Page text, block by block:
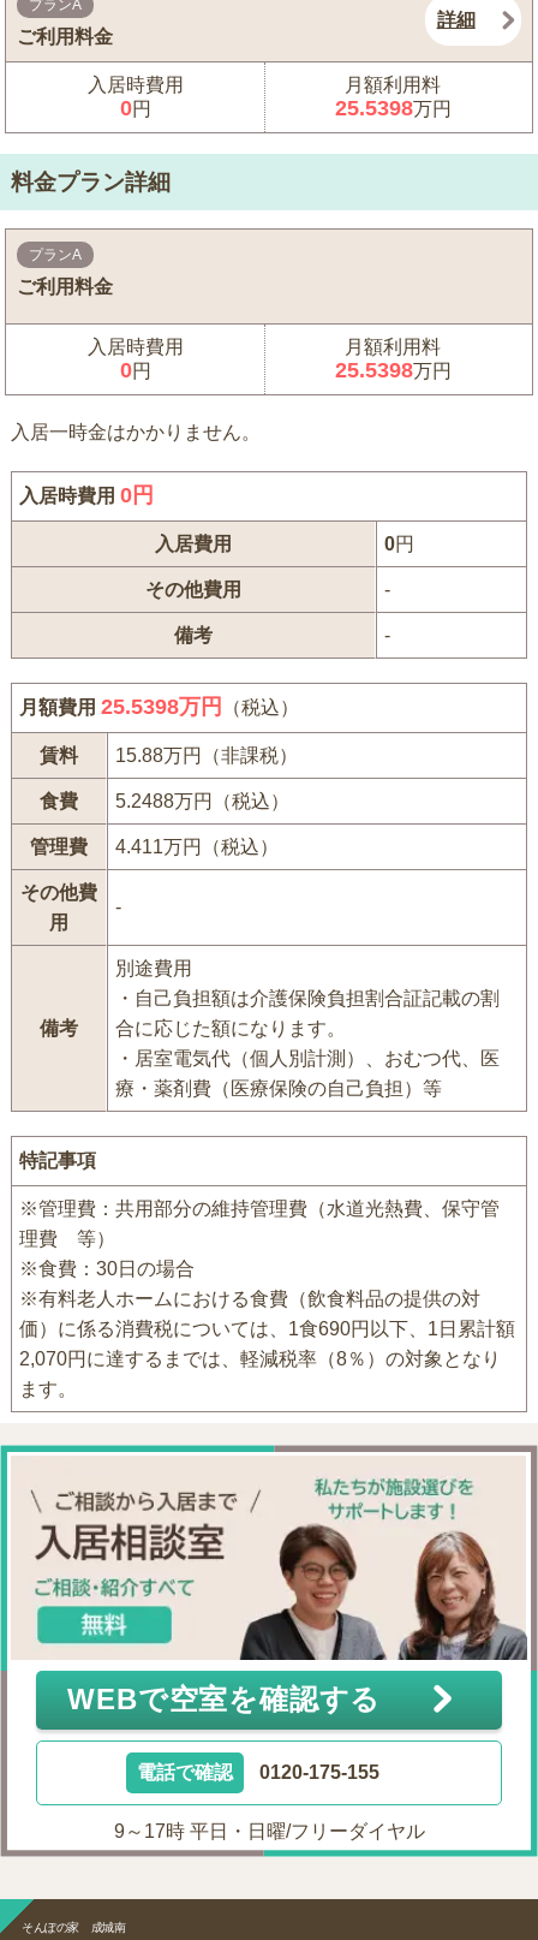
プランA
ご利用料金
詳細
入居時費用
0円
月額利用料
25.5398万円
料金プラン詳細
プランA
ご利用料金
入居時費用
0円
月額利用料
25.5398万円
入居一時金はかかりません。
入居時費用0 円
入居費用 0円
その他費用 -
備考 -
月額費用25.5398万円 （税込）
賃料 15.88万円（非課税）
食費 5.2488万円（税込）
管理費 4.411万円（税込）
その他費
用
-
備考
別途費用
・自己負担額は介護保険負担割合証記載の割
合に応じた額になります。
・居室電気代（個人別計測）、おむつ代、医
療・薬剤費（医療保険の自己負担）等
特記事項
※管理費：共用部分の維持管理費（水道光熱費、保守管
理費 等）
※食費：30日の場合
※有料老人ホームにおける食費（飲食料品の提供の対
価）に係る消費税については、1食690円以下、1日累計額
2,070円に達するまでは、軽減税率（8％）の対象となり
ます。
WEBで空室を確認する
電話で確認 0120-175-155
9～17時 平日・日曜/フリーダイヤル
そんぽの家 成城南